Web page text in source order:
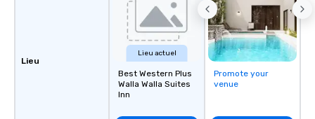
Lieu
Lieu actuel
Best Western Plus
Walla Walla Suites
Inn
Promote your
venue